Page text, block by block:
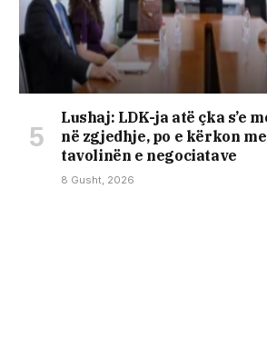
Lushaj: LDK-ja atë çka s’e
në zgjedhje, po e kërkon
tavolinën e negociatave
8 Gusht, 2026